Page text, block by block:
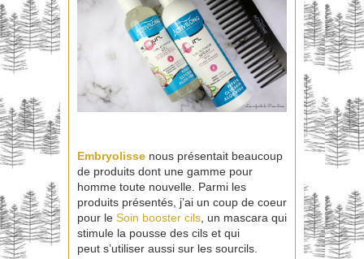
Embryolisse nous présentait beaucoup
de produits dont une gamme pour
homme toute nouvelle. Parmi les
produits présentés, j’ai un coup de coeur
pour le Soin booster cils , un mascara qui
stimule la pousse des cils et qui
peut s’utiliser aussi sur les sourcils.